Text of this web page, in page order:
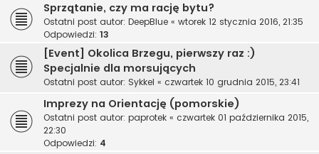
Sprzątanie, czy ma rację bytu?
Ostatni post autor: DeepBlue « wtorek 12 stycznia 2016, 21:35
Odpowiedzi: 13
[Event] Okolica Brzegu, pierwszy raz :)
Specjalnie dla morsujących
Ostatni post autor: Sykkel « czwartek 10 grudnia 2015, 23:41
Imprezy na Orientację (pomorskie)
Ostatni post autor: paprotek « czwartek 01 października 2015,
22:30
Odpowiedzi: 4